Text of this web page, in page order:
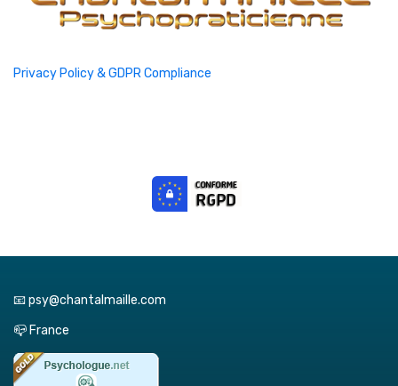
Privacy Policy & GDPR Compliance
📧 psy@chantalmaille.com
📪 France